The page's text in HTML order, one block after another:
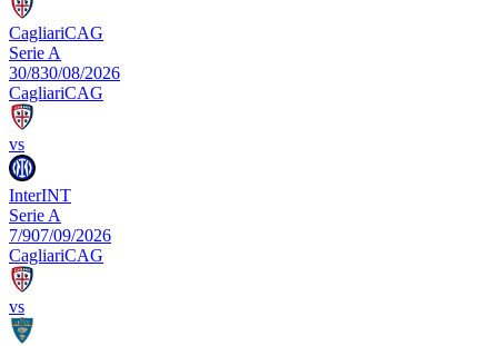
CagliariCAG
Serie A
30/830/08/2026
CagliariCAG
vs
InterINT
Serie A
7/907/09/2026
CagliariCAG
vs